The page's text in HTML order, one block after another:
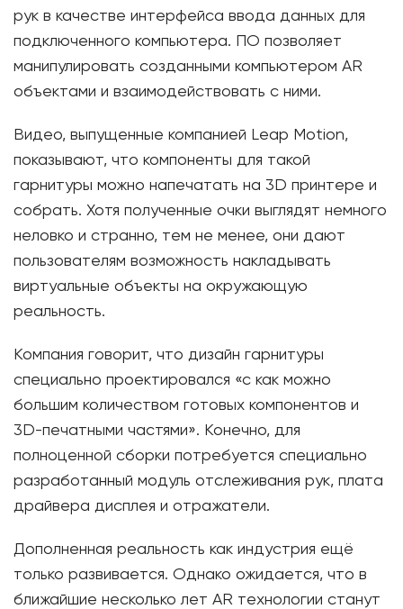
рук в качестве интерфейса ввода данных для
подключенного компьютера. ПО позволяет
манипулировать созданными компьютером AR
объектами и взаимодействовать с ними.
Видео, выпущенные компанией Leap Motion,
показывают, что компоненты для такой
гарнитуры можно напечатать на 3D принтере и
собрать. Хотя полученные очки выглядят немного
неловко и странно, тем не менее, они дают
пользователям возможность накладывать
виртуальные объекты на окружающую
реальность.
Компания говорит, что дизайн гарнитуры
специально проектировался «с как можно
большим количеством готовых компонентов и
3D-печатными частями». Конечно, для
полноценной сборки потребуется специально
разработанный модуль отслеживания рук, плата
драйвера дисплея и отражатели.
Дополненная реальность как индустрия ещё
только развивается. Однако ожидается, что в
ближайшие несколько лет AR технологии станут